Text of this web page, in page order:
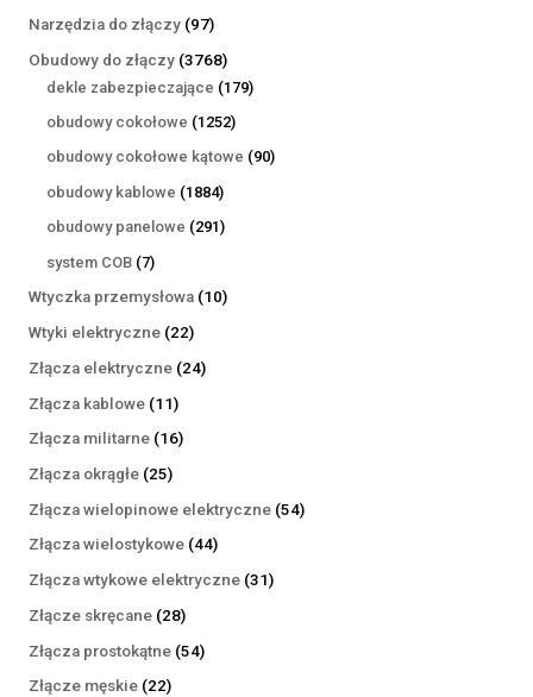
Narzędzia do złączy 9797
produktów
Obudowy do złączy 37683768
produktów
dekle zabezpieczające 179179
obudowy cokołowe 12521252
produkty
obudowy cokołowe kątowe 9090
obudowy kablowe 18841884
produkty
obudowy panelowe 291291
system COB 77
produktów
Wtyczka przemysłowa 1010
Wtyki elektryczne 2222
produkty
Złącza elektryczne 2424
Złącza kablowe 1111
produktów
Złącza militarne 1616
Złącza okrągłe 2525
produktów
Złącza wielopinowe elektryczne 5454
Złącza wielostykowe 4444
produkty
Złącza wtykowe elektryczne 3131
Złącze skręcane 2828
produktów
Złącza prostokątne 5454
Złącze męskie 2222